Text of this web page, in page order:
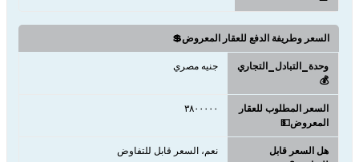
السعر وطريفة الدفع للعقار المعروض💲
وحدة_التبادل_التجاري
💰
جنيه مصري
السعر المطلوب للعقار
المعروض💵
٣٨٠٠٠٠٠
هل السعر قابل
نعم، السعر قابل للتفاوض